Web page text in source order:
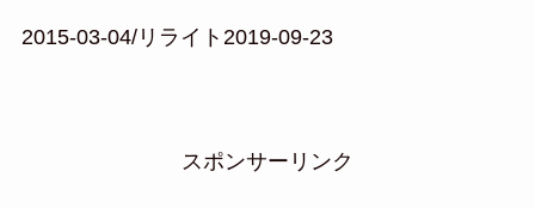
2015-03-04/リライト2019-09-23
スポンサーリンク